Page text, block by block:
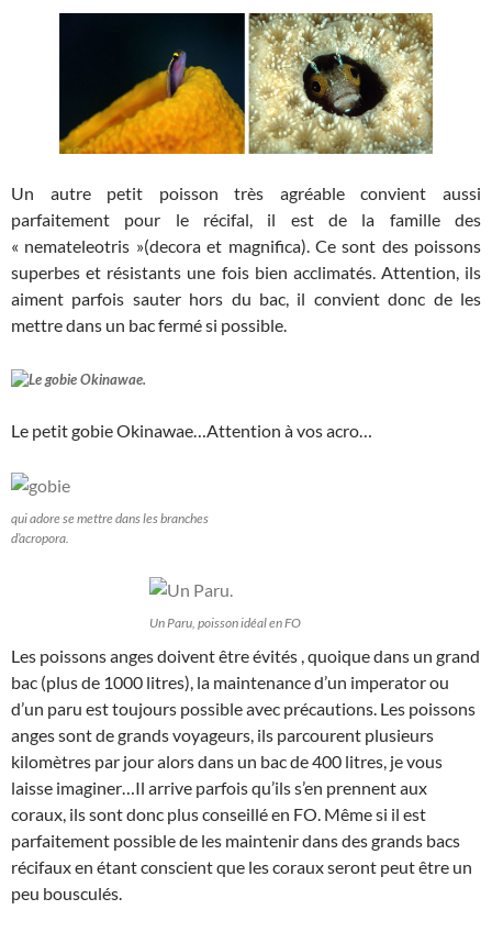
Un autre petit poisson très agréable convient aussi
parfaitement pour le récifal, il est de la famille des
« nemateleotris »(decora et magnifica). Ce sont des poissons
superbes et résistants une fois bien acclimatés. Attention, ils
aiment parfois sauter hors du bac, il convient donc de les
mettre dans un bac fermé si possible.
Le petit gobie Okinawae…Attention à vos acro…
qui adore se mettre dans les branches
d’acropora.
Un Paru, poisson idéal en FO
Les poissons anges doivent être évités , quoique dans un grand
bac (plus de 1000 litres), la maintenance d’un imperator ou
d’un paru est toujours possible avec précautions. Les poissons
anges sont de grands voyageurs, ils parcourent plusieurs
kilomètres par jour alors dans un bac de 400 litres, je vous
laisse imaginer…Il arrive parfois qu’ils s’en prennent aux
coraux, ils sont donc plus conseillé en FO. Même si il est
parfaitement possible de les maintenir dans des grands bacs
récifaux en étant conscient que les coraux seront peut être un
peu bousculés.